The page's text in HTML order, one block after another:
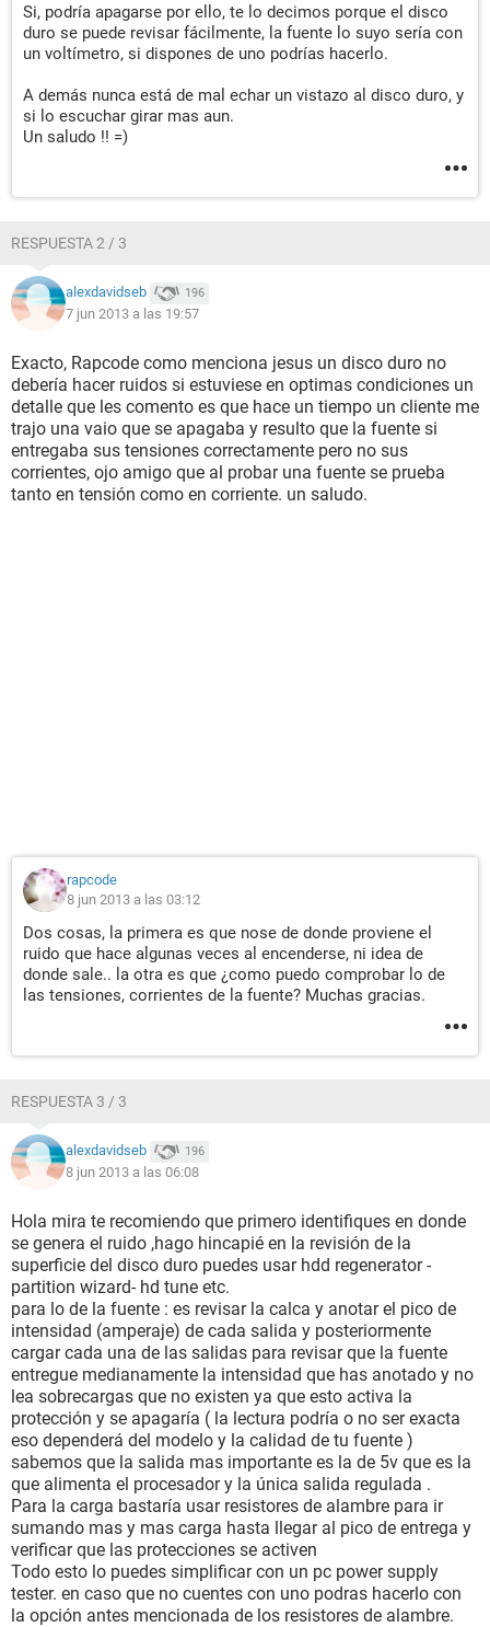
Si, podría apagarse por ello, te lo decimos porque el disco
duro se puede revisar fácilmente, la fuente lo suyo sería con
un voltímetro, si dispones de uno podrías hacerlo.
A demás nunca está de mal echar un vistazo al disco duro, y
si lo escuchar girar mas aun.
Un saludo !! =)
RESPUESTA 2 / 3
alexdavidseb 196
7 jun 2013 a las 19:57
Exacto, Rapcode como menciona jesus un disco duro no
debería hacer ruidos si estuviese en optimas condiciones un
detalle que les comento es que hace un tiempo un cliente me
trajo una vaio que se apagaba y resulto que la fuente si
entregaba sus tensiones correctamente pero no sus
corrientes, ojo amigo que al probar una fuente se prueba
tanto en tensión como en corriente. un saludo.
rapcode
8 jun 2013 a las 03:12
Dos cosas, la primera es que nose de donde proviene el
ruido que hace algunas veces al encenderse, ni idea de
donde sale.. la otra es que ¿como puedo comprobar lo de
las tensiones, corrientes de la fuente? Muchas gracias.
RESPUESTA 3 / 3
alexdavidseb 196
8 jun 2013 a las 06:08
Hola mira te recomiendo que primero identifiques en donde
se genera el ruido ,hago hincapié en la revisión de la
superficie del disco duro puedes usar hdd regenerator -
partition wizard- hd tune etc.
para lo de la fuente : es revisar la calca y anotar el pico de
intensidad (amperaje) de cada salida y posteriormente
cargar cada una de las salidas para revisar que la fuente
entregue medianamente la intensidad que has anotado y no
lea sobrecargas que no existen ya que esto activa la
protección y se apagaría ( la lectura podría o no ser exacta
eso dependerá del modelo y la calidad de tu fuente )
sabemos que la salida mas importante es la de 5v que es la
que alimenta el procesador y la única salida regulada .
Para la carga bastaría usar resistores de alambre para ir
sumando mas y mas carga hasta llegar al pico de entrega y
verificar que las protecciones se activen
Todo esto lo puedes simplificar con un pc power supply
tester. en caso que no cuentes con uno podras hacerlo con
la opción antes mencionada de los resistores de alambre.